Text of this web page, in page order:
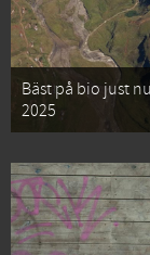
Bäst på bio just
2025